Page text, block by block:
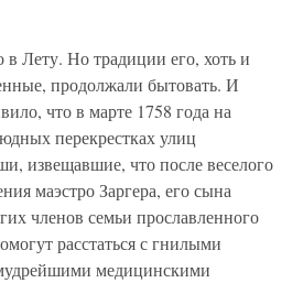
в Лету. Но традиции его, хоть и
продолжали бытовать. И
что в марте 1758 года на
перекрестках улиц
извещавшие, что после веселого
маэстро Заргера, его сына
членов семьи прославленного
расстаться с гнилыми
медицинскими